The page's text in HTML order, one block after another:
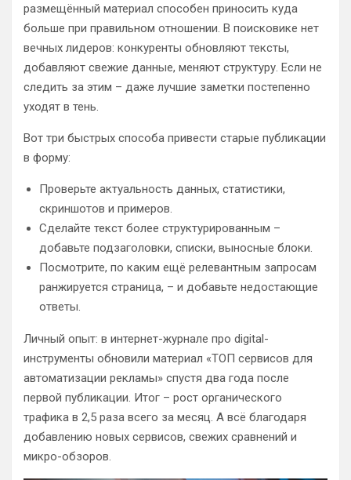
размещённый материал способен приносить куда
больше при правильном отношении. В поисковике нет
вечных лидеров: конкуренты обновляют тексты,
добавляют свежие данные, меняют структуру. Если не
следить за этим – даже лучшие заметки постепенно
уходят в тень.
Вот три быстрых способа привести старые публикации
в форму:
Проверьте актуальность данных, статистики,
скриншотов и примеров.
Сделайте текст более структурированным –
добавьте подзаголовки, списки, выносные блоки.
Посмотрите, по каким ещё релевантным запросам
ранжируется страница, – и добавьте недостающие
ответы.
Личный опыт: в интернет-журнале про digital-
инструменты обновили материал «ТОП сервисов для
автоматизации рекламы» спустя два года после
первой публикации. Итог – рост органического
трафика в 2,5 раза всего за месяц. А всё благодаря
добавлению новых сервисов, свежих сравнений и
микро-обзоров.